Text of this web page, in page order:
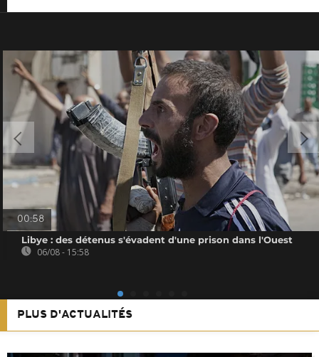
00:58
Libye : des détenus s'évadent d'une prison dans l'Ouest
06/08 - 15:58
PLUS D'ACTUALITÉS